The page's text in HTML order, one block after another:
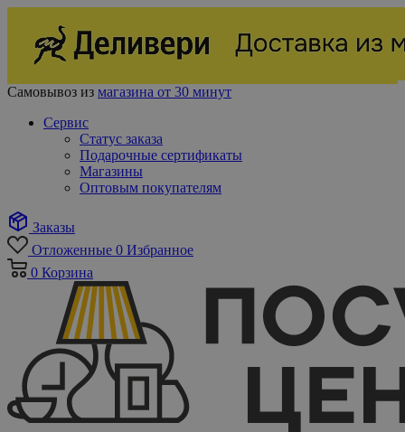
Самовывоз из магазина от 30 минут
Сервис
Статус заказа
Подарочные сертификаты
Магазины
Оптовым покупателям
Заказы
Отложенные 0 Избранное
0 Корзина